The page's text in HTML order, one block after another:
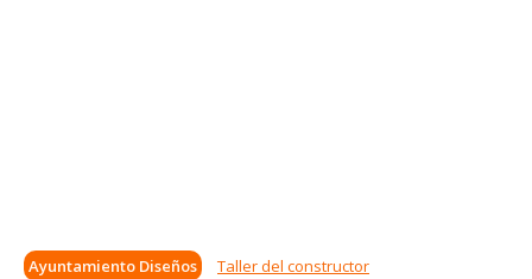
Ayuntamiento Diseños Taller del constructor